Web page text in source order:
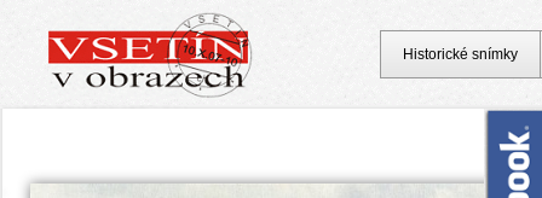
Historické snímky